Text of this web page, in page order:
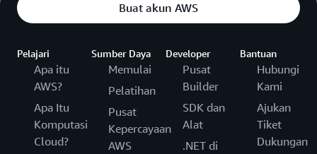
Buat akun AWS
Pelajari
Apa itu
AWS?
Apa Itu
Komputasi
Cloud?
Sumber Daya
Memulai
Pelatihan
Pusat
Kepercayaan
AWS
Developer
Pusat
Builder
SDK dan
Alat
.NET di
Bantuan
Hubungi
Kami
Ajukan
Tiket
Dukungan